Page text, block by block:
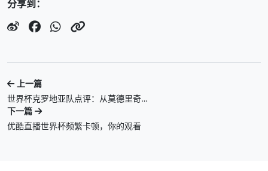
分享到：
上一篇
世界杯克罗地亚队点评：从莫德里奇…
下一篇
优酷直播世界杯频繁卡顿，你的观看